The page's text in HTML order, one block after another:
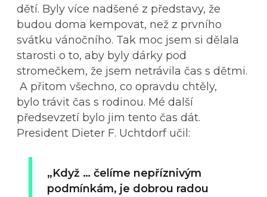
dětí. Byly více nadšené z představy, že
budou doma kempovat, než z prvního
svátku vánočního. Tak moc jsem si dělala
starosti o to, aby byly dárky pod
stromečkem, že jsem netrávila čas s dětmi.
A přitom všechno, co opravdu chtěly,
bylo trávit čas s rodinou. Mé další
předsevzetí bylo jim tento čas dát.
President Dieter F. Uchtdorf učil:
„Když … čelíme nepříznivým
podmínkám, je dobrou radou